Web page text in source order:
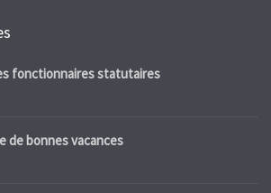
fonctionnaires statutaires
de bonnes vacances